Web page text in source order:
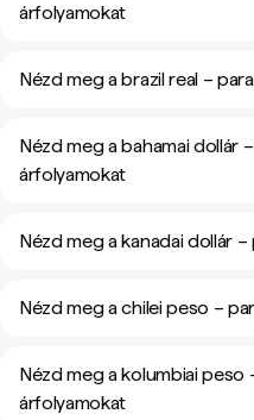
árfolyamokat
Nézd meg a brazil real –
Nézd meg a bahamai dollár
árfolyamokat
Nézd meg a kanadai dollár
Nézd meg a chilei peso –
Nézd meg a kolumbiai peso
árfolyamokat